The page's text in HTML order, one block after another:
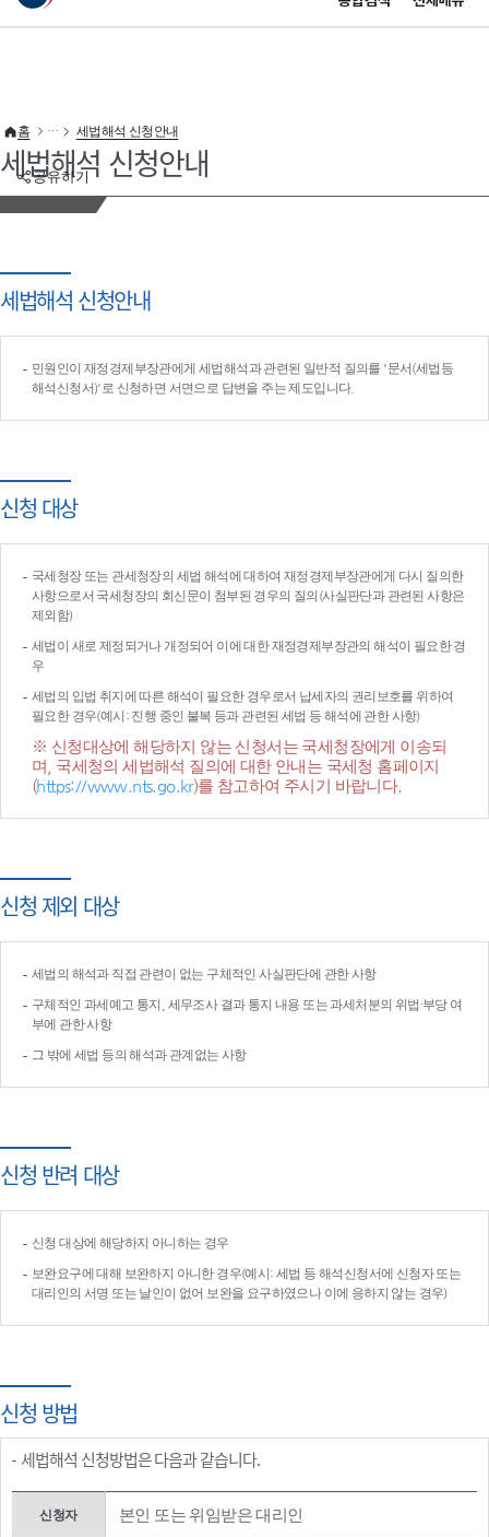
이 누리집은 대한민국 공식 전자정부 누리집입니다.
공유하기
홈 세법해석 신청안내
세법해석 신청안내
세법해석 신청안내
민원인이 재정경제부장관에게 세법해석과 관련된 일반적 질의를 '문서(세법등
해석신청서)'로 신청하면 서면으로 답변을 주는 제도입니다.
신청 대상
국세청장 또는 관세청장의 세법 해석에 대하여 재정경제부장관에게 다시 질의한
사항으로서 국세청장의 회신문이 첨부된 경우의 질의(사실판단과 관련된 사항은
제외함)
세법이 새로 제정되거나 개정되어 이에 대한 재정경제부장관의 해석이 필요한 경
우
세법의 입법 취지에 따른 해석이 필요한 경우로서 납세자의 권리보호를 위하여
필요한 경우(예시: 진행 중인 불복 등과 관련된 세법 등 해석에 관한 사항)
※ 신청대상에 해당하지 않는 신청서는 국세청장에게 이송되
며, 국세청의 세법해석 질의에 대한 안내는 국세청 홈페이지
(https://www.nts.go.kr)를 참고하여 주시기 바랍니다.
신청 제외 대상
세법의 해석과 직접 관련이 없는 구체적인 사실판단에 관한 사항
구체적인 과세예고 통지, 세무조사 결과 통지 내용 또는 과세처분의 위법·부당 여
부에 관한 사항
그 밖에 세법 등의 해석과 관계없는 사항
신청 반려 대상
신청 대상에 해당하지 아니하는 경우
보완요구에 대해 보완하지 아니한 경우(예시: 세법 등 해석신청서에 신청자 또는
대리인의 서명 또는 날인이 없어 보완을 요구하였으나 이에 응하지 않는 경우)
신청 방법
세법해석 신청방법은 다음과 같습니다.
신청자 본인 또는 위임받은 대리인